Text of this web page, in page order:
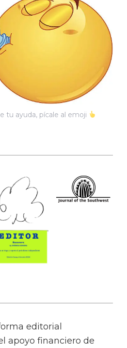
tu ayuda, pícale al emoji
editorial
apoyo financiero de